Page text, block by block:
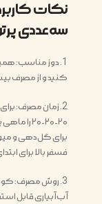
نکات
سه‌عددی
1. دوز مناسب:
کنید و از مصرف
2. زمان مصرف:
۲۰-۲۰-۲۰
برای گل‌دهی و
فسفر بالا برای
3. روش مصرف:
آب آبیاری قابل